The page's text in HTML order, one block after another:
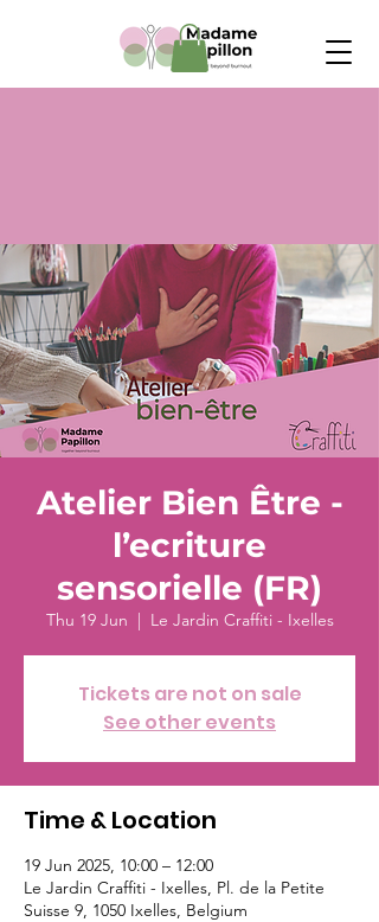
Atelier Bien Être -
l’ecriture
sensorielle (FR)
Thu 19 Jun
  |
Le Jardin Craffiti - Ixelles
Tickets are not on sale
See other events
Time & Location
19 Jun 2025, 10:00 – 12:00
Le Jardin Craffiti - Ixelles, Pl. de la Petite
Suisse 9, 1050 Ixelles, Belgium